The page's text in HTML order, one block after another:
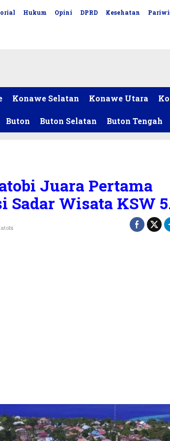
Hukum Opini DPRD Kesehatan
Konawe Selatan Konawe Utara
Buton Buton Selatan Buton Tengah
Juara Pertama
Sadar Wisata KSW